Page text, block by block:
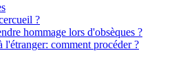
?
hommage lors d'obsèques ?
l'étranger: comment procéder ?